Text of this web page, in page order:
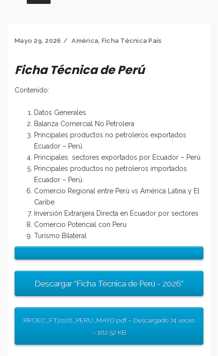
Mayo 29, 2026 América, Ficha Técnica País
Ficha Técnica de Perú
Contenido:
Datos Generales
Balanza Comercial No Petrolera
Principales productos no petroleros exportados
Ecuador – Perú
Principales sectores exportados por Ecuador – Perú
Principales productos no petroleros importados
Ecuador – Perú
Comercio Regional entre Perú vs América Latina y El
Caribe
Inversión Extranjera Directa en Ecuador por sectores
Comercio Potencial con Peru
Turismo Bilateral
Descargar “Ficha Técnica de Perú - 2026”
PROEC_FT2026_PERU_MAYO.pdf – Descargado 74 veces
– 162,52 KB